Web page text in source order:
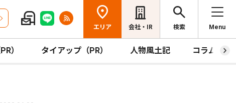
エリア 会社・IR 検索 Menu
） タイアップ（PR） 人物風土記 コラム